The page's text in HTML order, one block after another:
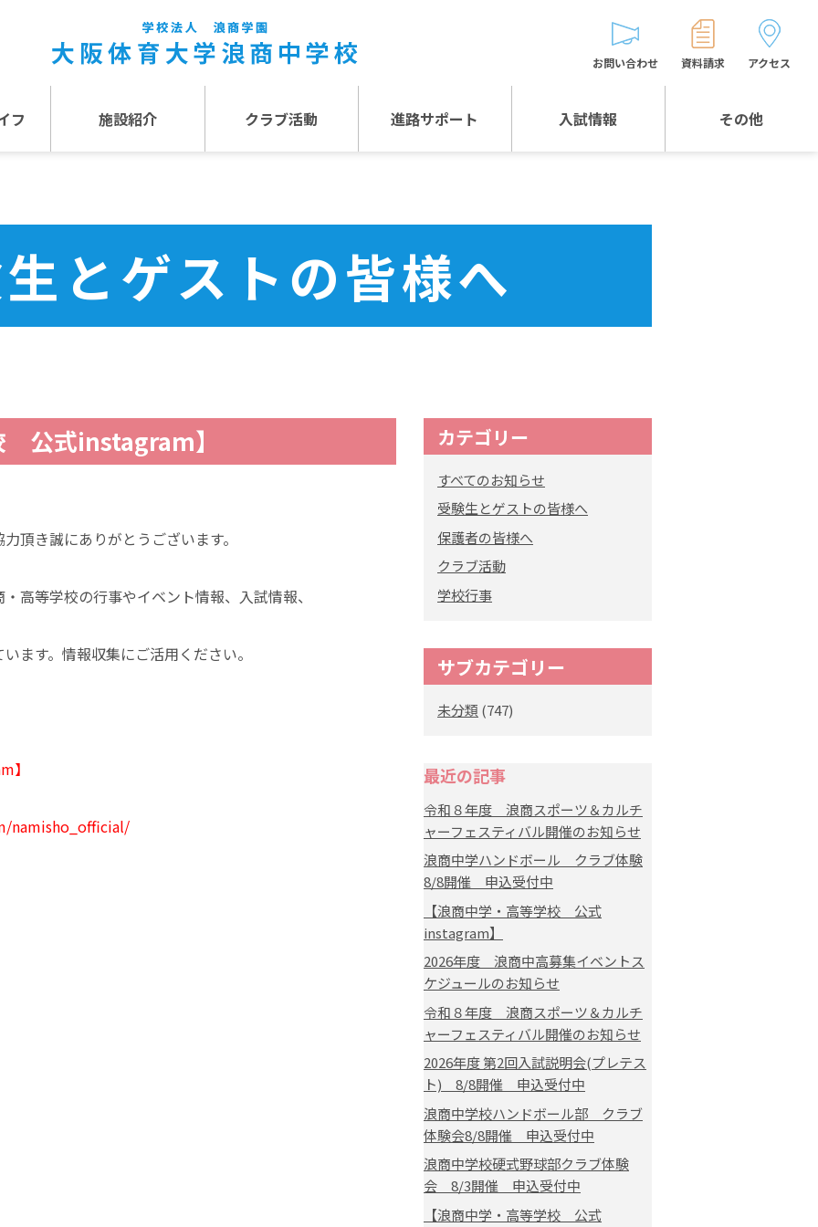
フ 施設紹介 クラブ活動 進路サポート 入試情報 その他
お問い合わせ 資料請求 アクセス
とゲストの皆様へ
公式instagram】
頂き誠にありがとうございます。
高等学校の行事やイベント情報、入試情報、
ます。情報収集にご活用ください。
】
namisho_official/
カテゴリー
すべてのお知らせ
受験生とゲストの皆様へ
保護者の皆様へ
クラブ活動
学校行事
サブカテゴリー
未分類 (747)
最近の記事
令和８年度 浪商スポーツ＆カルチ
ャーフェスティバル開催のお知らせ
浪商中学ハンドボール クラブ体験
8/8開催 申込受付中
【浪商中学・高等学校 公式
instagram】
2026年度 浪商中高募集イベントス
ケジュールのお知らせ
令和８年度 浪商スポーツ＆カルチ
ャーフェスティバル開催のお知らせ
2026年度 第2回入試説明会(プレテス
ト) 8/8開催 申込受付中
浪商中学校ハンドボール部 クラブ
体験会8/8開催 申込受付中
浪商中学校硬式野球部クラブ体験
会 8/3開催 申込受付中
【浪商中学・高等学校 公式